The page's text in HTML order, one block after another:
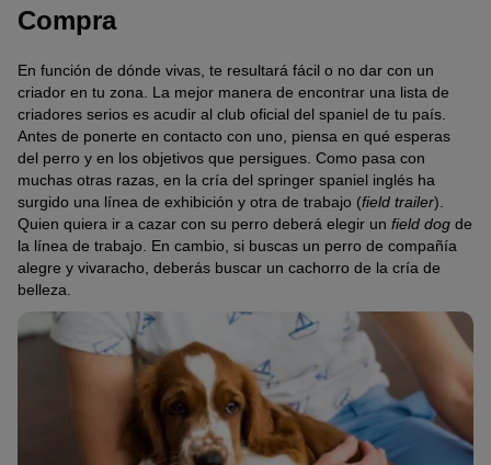
Compra
En función de dónde vivas, te resultará fácil o no dar con un
criador en tu zona. La mejor manera de encontrar una lista de
criadores serios es acudir al club oficial del spaniel de tu país.
Antes de ponerte en contacto con uno, piensa en qué esperas
del perro y en los objetivos que persigues. Como pasa con
muchas otras razas, en la cría del springer spaniel inglés ha
surgido una línea de exhibición y otra de trabajo (field trailer).
Quien quiera ir a cazar con su perro deberá elegir un field dog de
la línea de trabajo. En cambio, si buscas un perro de compañía
alegre y vivaracho, deberás buscar un cachorro de la cría de
belleza.